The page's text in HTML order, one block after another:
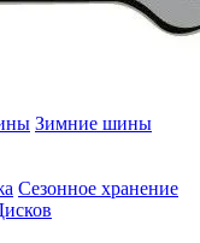
Зимние шины
Сезонное хранение